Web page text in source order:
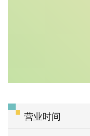
营业时间